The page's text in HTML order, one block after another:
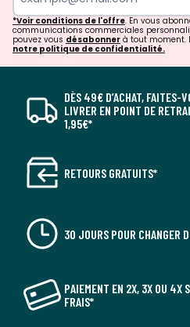
*Voir conditions de l'offre. En vous
communications commerciales
pouvez vous désabonner à tout moment.
notre politique de confidentialité.
DÈS 49€ D’ACHAT, FAITES-
LIVRER EN POINT DE
1,95€*
RETOURS GRATUITS*
30 JOURS POUR CHANGER
PAIEMENT EN 2X, 3X OU 4X
FRAIS*